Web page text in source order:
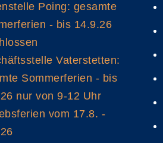
Poing: gesamte
- bis 14.9.26
Vaterstetten:
Sommerferien - bis
nur von 9-12 Uhr
vom 17.8. -